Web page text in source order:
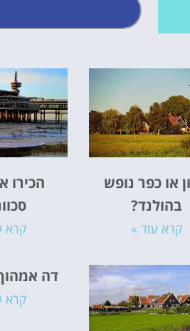
הפעילויות
או כפר נופש
בהולנד?
קרא עוד »
הכירו
קרא
דה
קרא